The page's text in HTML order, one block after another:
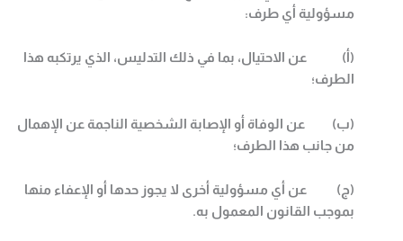
مسؤولية أي طرف:
( أ) عن الاحتيال، بما في ذلك التدليس، الذي يرتكبه هذا
الطرف؛
(ب) عن الوفاة أو الإصابة الشخصية الناجمة عن الإهمال
من جانب هذا الطرف؛
(ج) عن أي مسؤولية أخرى لا يجوز حدها أو الإعفاء منها
بموجب القانون المعمول به.